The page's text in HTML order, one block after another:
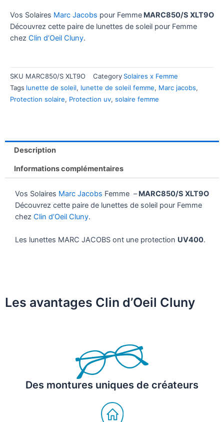
Vos Solaires Marc Jacobs pour Femme MARC850/S XLT9O
Découvrez cette paire de lunettes de soleil pour Femme
chez Clin d’Oeil Cluny.
SKU MARC850/S XLT9O Category Solaires x Femme
Tags lunette de soleil, lunette de soleil femme, Marc jacobs,
Protection solaire, Protection uv, solaire femme
Description
Informations complémentaires
Vos Solaires Marc Jacobs Femme –MARC850/S XLT9O
Découvrez cette paire de lunettes de soleil pour Femme
chez Clin d’Oeil Cluny.
Les lunettes MARC JACOBS ont une protection UV400.
Les avantages Clin d’Oeil Cluny
Des montures uniques de créateurs